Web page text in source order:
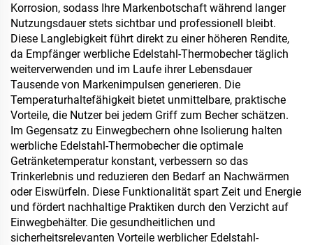
Korrosion, sodass Ihre Markenbotschaft während langer
Nutzungsdauer stets sichtbar und professionell bleibt.
Diese Langlebigkeit führt direkt zu einer höheren Rendite,
da Empfänger werbliche Edelstahl-Thermobecher täglich
weiterverwenden und im Laufe ihrer Lebensdauer
Tausende von Markenimpulsen generieren. Die
Temperaturhaltefähigkeit bietet unmittelbare, praktische
Vorteile, die Nutzer bei jedem Griff zum Becher schätzen.
Im Gegensatz zu Einwegbechern ohne Isolierung halten
werbliche Edelstahl-Thermobecher die optimale
Getränketemperatur konstant, verbessern so das
Trinkerlebnis und reduzieren den Bedarf an Nachwärmen
oder Eiswürfeln. Diese Funktionalität spart Zeit und Energie
und fördert nachhaltige Praktiken durch den Verzicht auf
Einwegbehälter. Die gesundheitlichen und
sicherheitsrelevanten Vorteile werblicher Edelstahl-